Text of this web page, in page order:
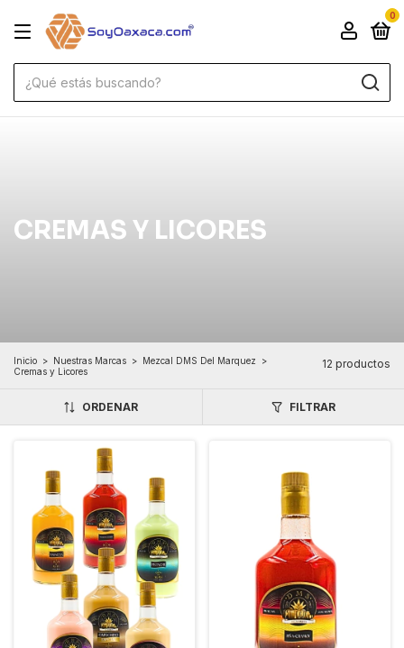
0
CREMAS Y LICORES
Inicio > Nuestras Marcas > Mezcal DMS Del Marquez
>
Cremas y Licores
12 productos
ORDENAR FILTRAR